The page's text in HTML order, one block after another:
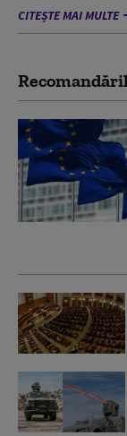
CITEȘTE MAI MULTE